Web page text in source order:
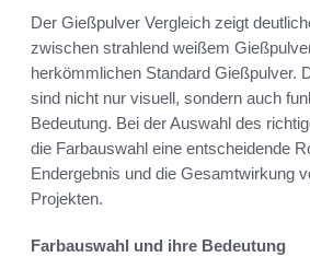
Der Gießpulver Vergleich zeigt
zwischen strahlend weißem
herkömmlichen Standard Gießpulver.
sind nicht nur visuell, sondern auch
Bedeutung. Bei der Auswahl des
die Farbauswahl eine entscheidende
Endergebnis und die Gesamtwirkung
Projekten.
Farbauswahl und ihre Bedeutung